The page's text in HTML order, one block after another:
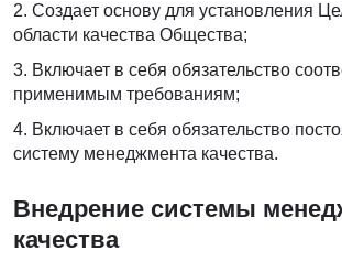
Создает основу для установления
области качества Общества;
Включает в себя обязательство
применимым требованиям;
Включает в себя обязательство
систему менеджмента качества.
Внедрение системы
качества